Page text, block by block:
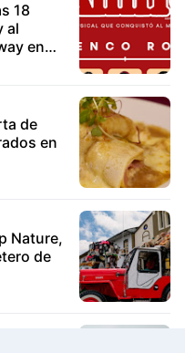
18
al
en
de
en
Nature,
de